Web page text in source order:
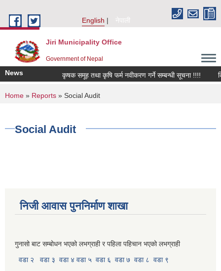
English
नेपाली
Jiri Municipality Office
Government of Nepal
News कृषक समूह तथा कृषि फर्म नवीकरण गर्ने सम्बन्धी सूचना !!!!
You are here
Home » Reports » Social Audit
Social Audit
निजी आवास पुननिर्माण शाखा
गुनासो बाट सम्बोधन भएको लभग्राही र पहिला पहिचान भएको लभग्राही
वडा २
वडा ३ वडा ४ वडा ५ वडा ६ वडा ७ वडा ८ वडा ९